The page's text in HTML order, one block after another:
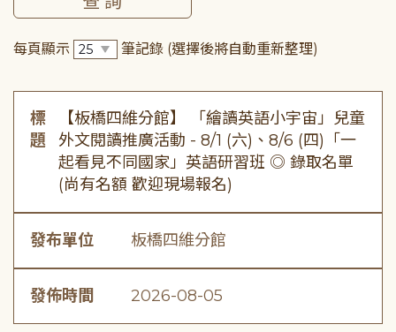
每頁顯示 筆記錄 (選擇後將自動重新整理)
標
題
【板橋四維分館】 「繪讀英語小宇宙」兒童
外文閱讀推廣活動 - 8/1 (六)、8/6 (四)「一
起看見不同國家」英語研習班 ◎ 錄取名單
(尚有名額 歡迎現場報名)
發布單位 板橋四維分館
發佈時間 2026-08-05